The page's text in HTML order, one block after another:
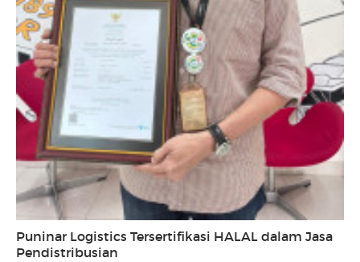
Puninar Logistics Tersertifikasi HALAL dalam Jasa
Pendistribusian